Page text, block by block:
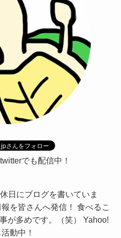
でも配信中！
日にブログを書いていま
を皆さんへ発信！ 食べるこ
が多めです。（笑） Yahoo!
動中！